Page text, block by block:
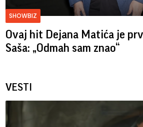
SHOWBIZ
Ovaj hit Dejana Matića je
Saša: „Odmah sam znao“
VESTI